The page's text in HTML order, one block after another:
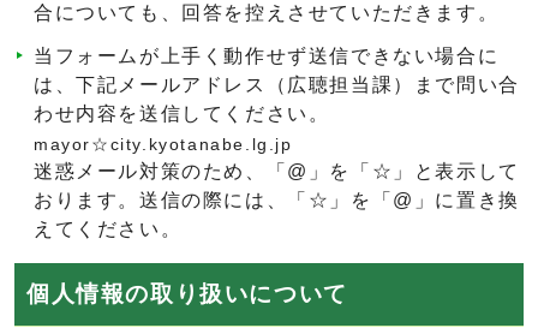
合についても、回答を控えさせていただきます。
当フォームが上手く動作せず送信できない場合に
は、下記メールアドレス（広聴担当課）まで問い合
わせ内容を送信してください。
mayor☆city.kyotanabe.lg.jp
迷惑メール対策のため、「@」を「☆」と表示して
おります。送信の際には、「☆」を「@」に置き換
えてください。
個人情報の取り扱いについて